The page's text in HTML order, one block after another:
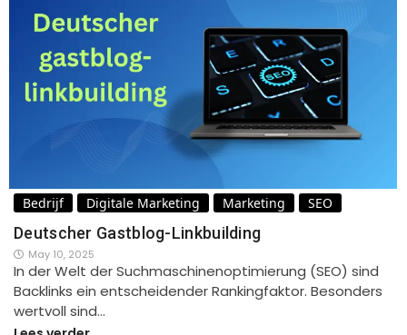
Bedrijf Digitale Marketing Marketing SEO
Deutscher Gastblog-Linkbuilding
May 10, 2025
In der Welt der Suchmaschinenoptimierung (SEO) sind
Backlinks ein entscheidender Rankingfaktor. Besonders
wertvoll sind…